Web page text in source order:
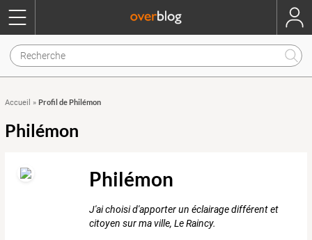
Accueil » Profil de Philémon
Philémon
Philémon
J'ai choisi d'apporter un éclairage différent et
citoyen sur ma ville, Le Raincy.